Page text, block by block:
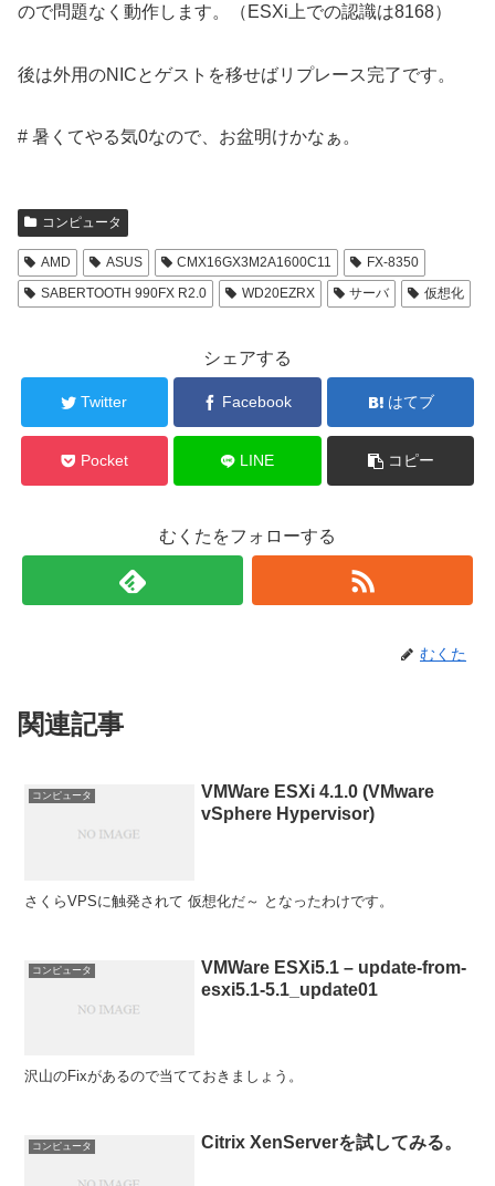
ので問題なく動作します。（ESXi上での認識は8168）
後は外用のNICとゲストを移せばリプレース完了です。
# 暑くてやる気0なので、お盆明けかなぁ。
コンピュータ
AMD ASUS CMX16GX3M2A1600C11
FX-8350
SABERTOOTH 990FX R2.0
WD20EZRX サーバ 仮想化
シェアする
Twitter Facebook はてブ
Pocket LINE コピー
むくたをフォローする
むくた
関連記事
コンピュータ
VMWare ESXi 4.1.0 (VMware
vSphere Hypervisor)
さくらVPSに触発されて 仮想化だ～ となったわけです。
コンピュータ
VMWare ESXi5.1 – update-from-
esxi5.1-5.1_update01
沢山のFixがあるので当てておきましょう。
コンピュータ Citrix XenServerを試してみる。